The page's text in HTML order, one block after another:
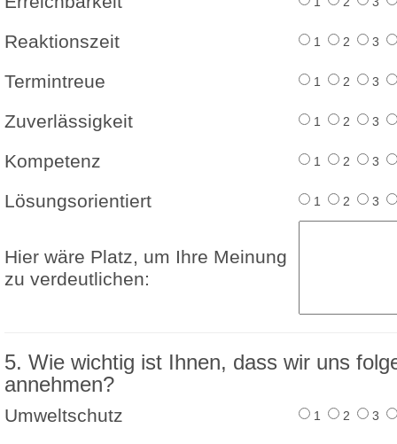
Reaktionszeit 1 2 3
Termintreue 1 2 3
Zuverlässigkeit 1 2 3
Kompetenz 1 2 3
Lösungsorientiert 1 2 3
Hier wäre Platz, um Ihre Meinung
zu verdeutlichen:
5. Wie wichtig ist Ihnen, dass wir uns
annehmen?
Umweltschutz 1 2 3